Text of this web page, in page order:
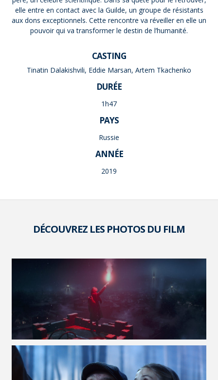
elle entre en contact avec la Guilde, un groupe de résistants
aux dons exceptionnels. Cette rencontre va réveiller en elle un
pouvoir qui va transformer le destin de l’humanité.
CASTING
Tinatin Dalakishvili, Eddie Marsan, Artem Tkachenko
DURÉE
1h47
PAYS
Russie
ANNÉE
2019
DÉCOUVREZ LES PHOTOS DU FILM
VOIR LA PHOTO EN GRAND FORMAT